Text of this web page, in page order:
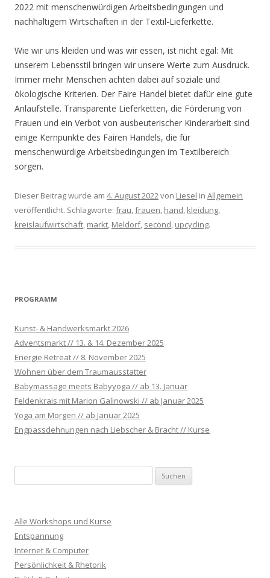
2022 mit menschenwürdigen Arbeitsbedingungen und
nachhaltigem Wirtschaften in der Textil-Lieferkette.
Wie wir uns kleiden und was wir essen, ist nicht egal: Mit
unserem Lebensstil bringen wir unsere Werte zum Ausdruck.
Immer mehr Menschen achten dabei auf soziale und
ökologische Kriterien. Der Faire Handel bietet dafür eine gute
Anlaufstelle. Transparente Lieferketten, die Förderung von
Frauen und ein Verbot von ausbeuterischer Kinderarbeit sind
einige Kernpunkte des Fairen Handels, die für
menschenwürdige Arbeitsbedingungen im Textilbereich
sorgen.
Dieser Beitrag wurde am 4. August 2022von Liesel in Allgemein
veröffentlicht. Schlagworte: frau,frauen, hand, kleidung,
kreislaufwirtschaft, markt, Meldorf, second, upcycling.
PROGRAMM
Kunst- & Handwerksmarkt 2026
Adventsmarkt // 13. & 14. Dezember 2025
Energie Retreat // 8. November 2025
Wohnen über dem Traumausstatter
Babymassage meets Babyyoga // ab 13. Januar
Feldenkrais mit Marion Galinowski // ab Januar 2025
Yoga am Morgen // ab Januar 2025
Engpassdehnungen nach Liebscher & Bracht // Kurse
u
h
e
n
n
a
Alle Workshops und Kurse
Entspannung
Internet & Computer
Persönlichkeit & Rhetorik